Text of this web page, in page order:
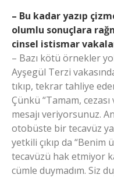
– Bu kadar yazıp
olumlu sonuçlara
cinsel istismar
– Bazı kötü örnekler
Ayşegül Terzi
tıkıp, tekrar tahliye
Çünkü “Tamam,
mesajı veriyorsunuz.
otobüste bir tecavüz
yetkili çıkıp da
tecavüzü hak etmiyor
cümle duymadım. Siz